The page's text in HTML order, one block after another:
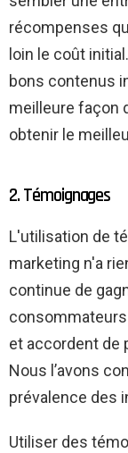
récompenses
loin le coût
bons contenus
meilleure façon
obtenir le
2. Témoignages
L'utilisation de
marketing n'a
continue de
et accordent de
Nous l’avons
prévalence des
Utiliser des